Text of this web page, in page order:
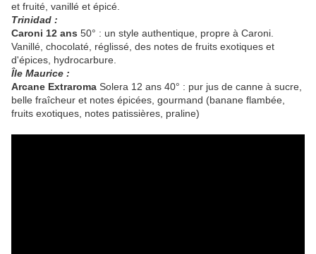
et fruité, vanillé et épicé.
Trinidad :
Caroni 12 ans 50° : un style authentique, propre à Caroni.
Vanillé, chocolaté, réglissé, des notes de fruits exotiques et
d'épices, hydrocarbure.
Île Maurice :
Arcane Extraroma Solera 12 ans 40° : pur jus de canne à sucre,
belle fraîcheur et notes épicées, gourmand (banane flambée,
fruits exotiques, notes patissières, praline)